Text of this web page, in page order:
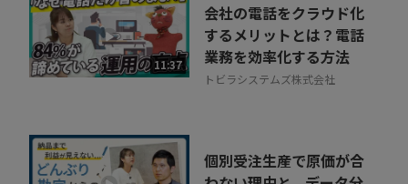
11:37
会社の電話をクラウド化
するメリットとは？電話
業務を効率化する方法
トビラシステムズ株式会社
個別受注生産で原価が合